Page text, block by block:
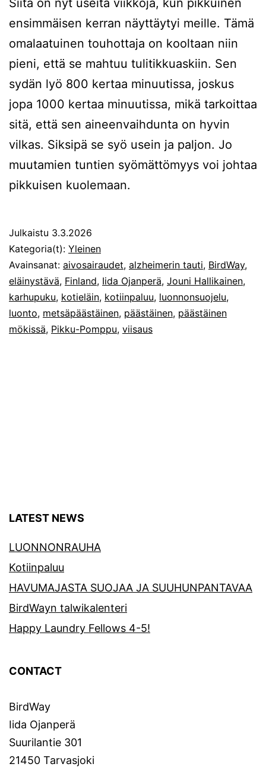
Siitä on nyt useita viikkoja, kun pikkuinen
ensimmäisen kerran näyttäytyi meille. Tämä
omalaatuinen touhottaja on kooltaan niin
pieni, että se mahtuu tulitikkuaskiin. Sen
sydän lyö 800 kertaa minuutissa, joskus
jopa 1000 kertaa minuutissa, mikä tarkoittaa
sitä, että sen aineenvaihdunta on hyvin
vilkas. Siksipä se syö usein ja paljon. Jo
muutamien tuntien syömättömyys voi johtaa
pikkuisen kuolemaan.
Julkaistu 3.3.2026
Kategoria(t): Yleinen
Avainsanat: aivosairaudet, alzheimerin tauti, BirdWay,
eläinystävä, Finland, Iida Ojanperä, Jouni Hallikainen,
karhupuku, kotieläin, kotiinpaluu, luonnonsuojelu,
luonto, metsäpäästäinen, päästäinen, päästäinen
mökissä, Pikku-Pomppu, viisaus
LATEST NEWS
LUONNONRAUHA
Kotiinpaluu
HAVUMAJASTA SUOJAA JA SUUHUNPANTAVAA
BirdWayn talwikalenteri
Happy Laundry Fellows 4-5!
CONTACT
BirdWay
Iida Ojanperä
Suurilantie 301
21450 Tarvasjoki